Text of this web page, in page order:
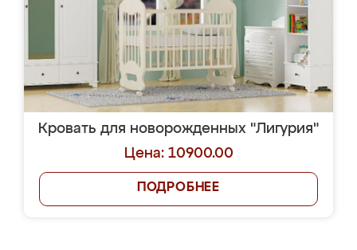
Кровать для новорожденных "Лигурия"
Цена: 10900.00
ПОДРОБНЕЕ